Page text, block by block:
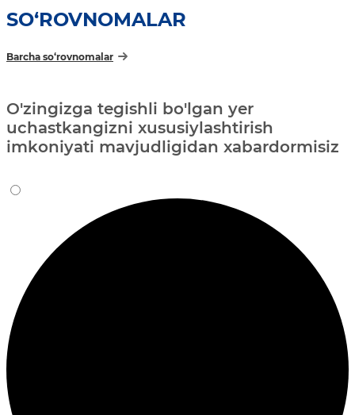
SO‘ROVNOMALAR
Barcha so‘rovnomalar
O'zingizga tegishli bo'lgan yer
uchastkangizni xususiylashtirish
imkoniyati mavjudligidan xabardormisiz